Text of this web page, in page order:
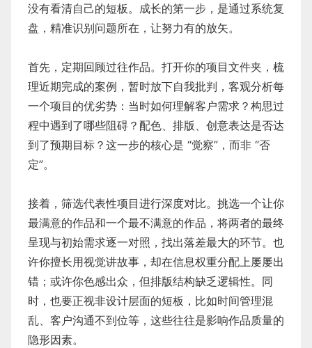
没有看清自己的短板。成长的第一步，是通过系统复
盘，精准识别问题所在，让努力有的放矢。
首先，定期回顾过往作品。打开你的项目文件夹，梳
理近期完成的案例，暂时放下自我批判，客观分析每
一个项目的优劣势：当时如何理解客户需求？构思过
程中遇到了哪些阻碍？配色、排版、创意表达是否达
到了预期目标？这一步的核心是 “觉察”，而非 “否
定”。
接着，筛选代表性项目进行深度对比。挑选一个让你
最满意的作品和一个最不满意的作品，将两者的最终
呈现与初始需求逐一对照，找出落差最大的环节。也
许你擅长用视觉讲故事，却在信息权重分配上屡屡出
错；或许你色感出众，但排版结构缺乏逻辑性。同
时，也要正视非设计层面的短板，比如时间管理混
乱、客户沟通不到位等，这些往往是影响作品质量的
隐形因素。